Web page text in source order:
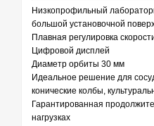
Низкопрофильный
большой установочной
Плавная регулировка
Цифровой дисплей
Диаметр орбиты 30 мм
Идеальное решение для
конические колбы,
Гарантированная
нагрузках